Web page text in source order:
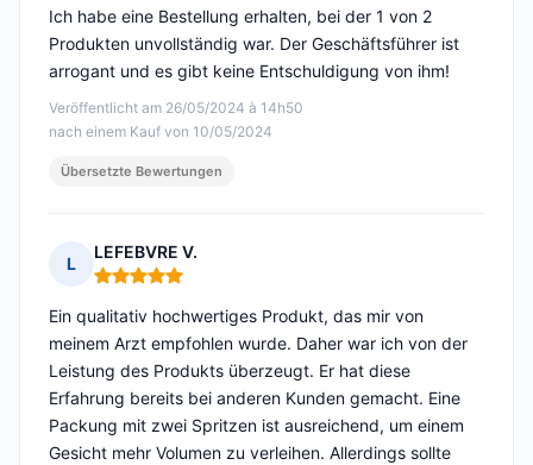
Veröffentlicht am 26/05/2024 à 14h50
nach einem Kauf von 10/05/2024
Ich habe eine Bestellung erhalten, bei der 1 von 2
Produkten unvollständig war. Der Geschäftsführer ist
arrogant und es gibt keine Entschuldigung von ihm!
Übersetzte Bewertungen
L
LEFEBVRE V.
Hinweis: 5 von 5
Ein qualitativ hochwertiges Produkt, das mir von
meinem Arzt empfohlen wurde. Daher war ich von der
Leistung des Produkts überzeugt. Er hat diese
Erfahrung bereits bei anderen Kunden gemacht. Eine
Packung mit zwei Spritzen ist ausreichend, um einem
Gesicht mehr Volumen zu verleihen. Allerdings sollte